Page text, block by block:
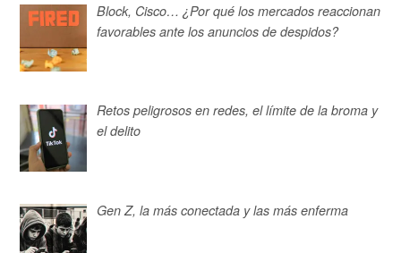
Block, Cisco… ¿Por qué los mercados reaccionan
favorables ante los anuncios de despidos?
Retos peligrosos en redes, el límite de la broma y
el delito
Gen Z, la más conectada y las más enferma